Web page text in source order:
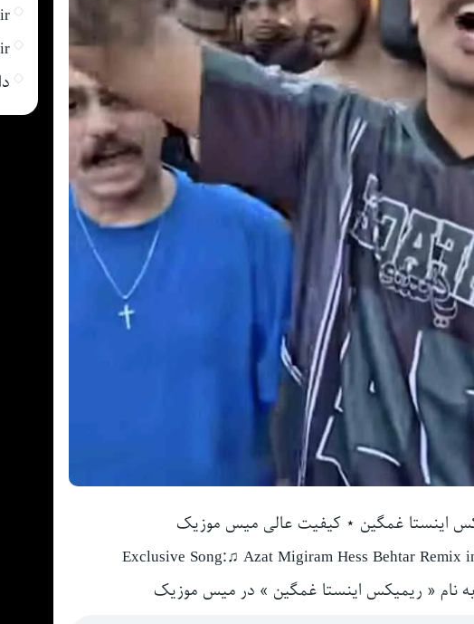
اینستا غمگین ⋆ کیفیت عالی میس موزیک
Exclusive Song:♫ Azat Migiram Hess Behtar
نام « ریمیکس اینستا غمگین » در میس موزیک